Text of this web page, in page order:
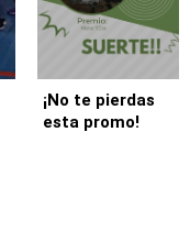
¡No te pierdas
esta promo!